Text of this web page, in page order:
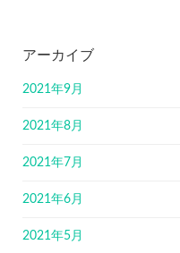
アーカイブ
2021年9月
2021年8月
2021年7月
2021年6月
2021年5月